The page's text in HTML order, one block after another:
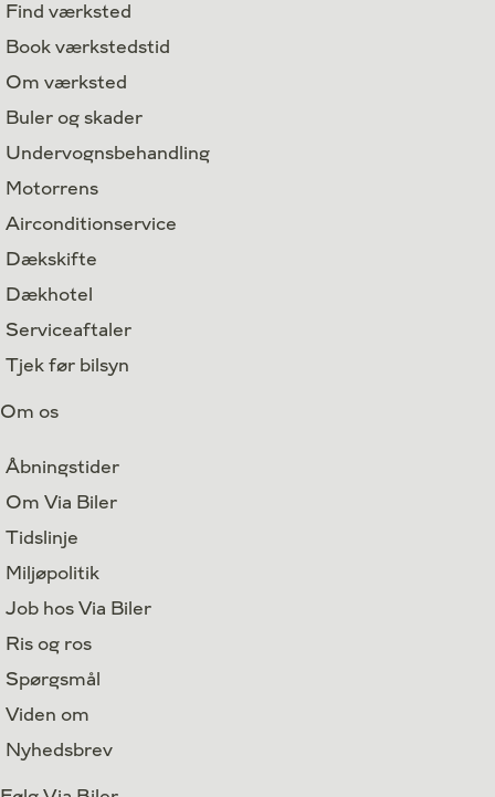
Find værksted
Book værkstedstid
Om værksted
Buler og skader
Undervognsbehandling
Motorrens
Airconditionservice
Dækskifte
Dækhotel
Serviceaftaler
Tjek før bilsyn
Om os
Åbningstider
Om Via Biler
Tidslinje
Miljøpolitik
Job hos Via Biler
Ris og ros
Spørgsmål
Viden om
Nyhedsbrev